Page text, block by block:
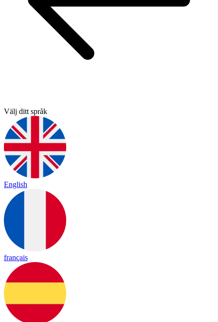
Välj ditt språk
English
français